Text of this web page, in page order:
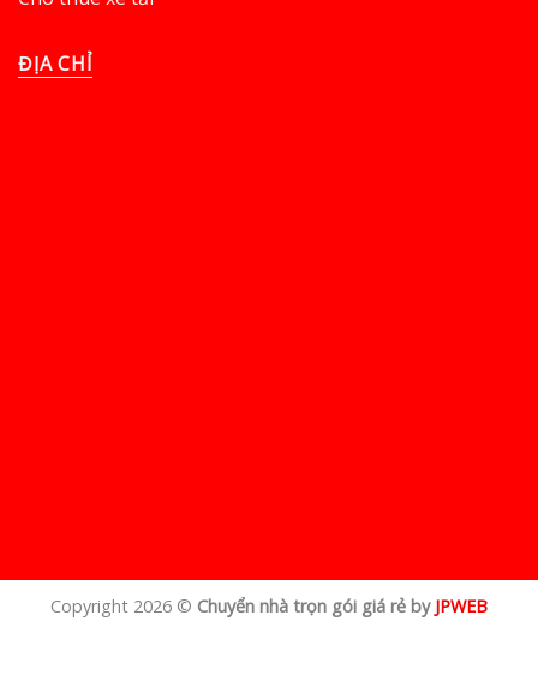
ĐỊA CHỈ
Copyright 2026 © Chuyển nhà trọn gói giá rẻ by JPWEB